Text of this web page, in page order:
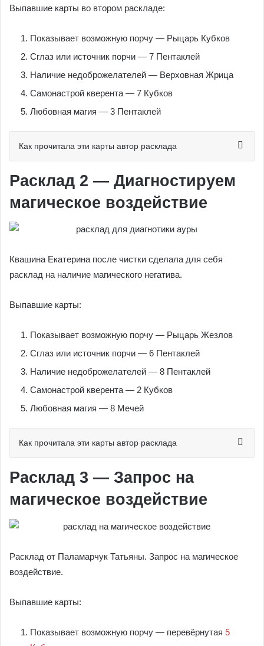
Выпавшие карты во втором раскладе:
Показывает возможную порчу — Рыцарь Кубков
Сглаз или источник порчи — 7 Пентаклей
Наличие недоброжелателей — Верховная Жрица
Самонастрой кверента — 7 Кубков
Любовная магия — 3 Пентаклей
Как прочитала эти карты автор расклада
Расклад 2 — Диагностируем
магическое воздействие
Квашина Екатерина после чистки сделала для себя
расклад на наличие магического негатива.
Выпавшие карты:
Показывает возможную порчу — Рыцарь Жезлов
Сглаз или источник порчи — 6 Пентаклей
Наличие недоброжелателей — 8 Пентаклей
Самонастрой кверента — 2 Кубков
Любовная магия — 8 Мечей
Как прочитала эти карты автор расклада
Расклад 3 — Запрос на
магическое воздействие
Расклад от Паламарчук Татьяны. Запрос на магическое
воздействие.
Выпавшие карты:
Показывает возможную порчу — перевёрнутая 5